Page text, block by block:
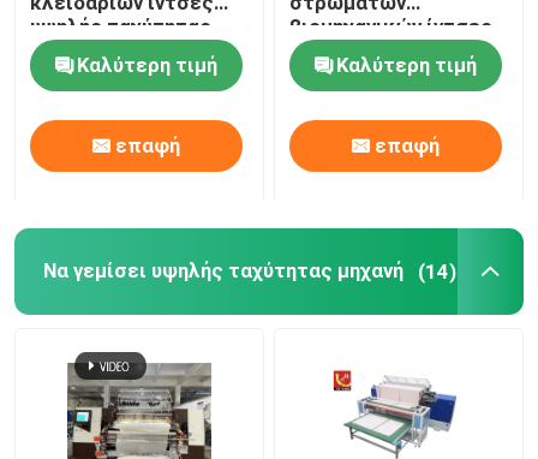
υψηλής ταχύτητας
μηχανών
αυτοματοποιημένης
Καλύτερη τιμή
επαφή
βιομηχανικών ίντσες
μηχανών
αυτοματοποιημένων
Καλύτερη τιμή
επαφή
Να γεμίσει υψηλής ταχύτητας μηχανή (14)